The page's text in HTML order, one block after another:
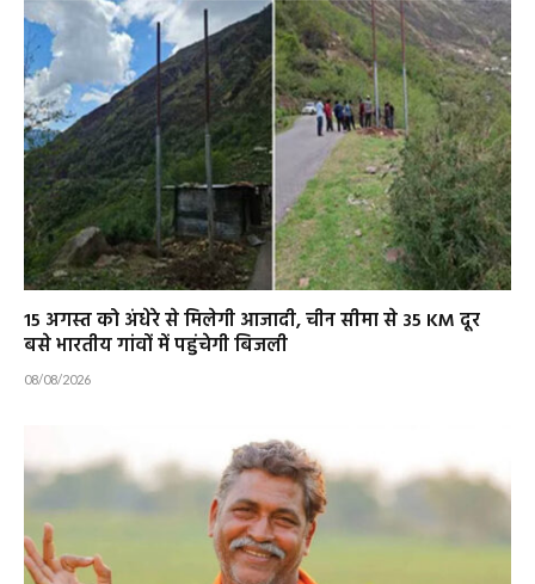
15 अगस्त को अंधेरे से मिलेगी आजादी, चीन सीमा से 35 KM दूर
बसे भारतीय गांवों में पहुंचेगी बिजली
08/08/2026